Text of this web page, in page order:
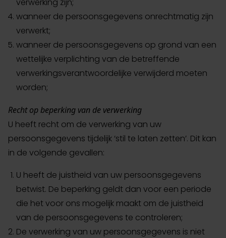
wanneer de persoonsgegevens onrechtmatig zijn
verwerkt;
wanneer de persoonsgegevens op grond van een
wettelijke verplichting van de betreffende
verwerkingsverantwoordelijke verwijderd moeten
worden;
Recht op beperking van de verwerking
U heeft recht om de verwerking van uw
persoonsgegevens tijdelijk ‘stil te laten zetten’. Dit kan
in de volgende gevallen:
U heeft de juistheid van uw persoonsgegevens
betwist. De beperking geldt dan voor een periode
die het voor ons mogelijk maakt om de juistheid
van de persoonsgegevens te controleren;
De verwerking van uw persoonsgegevens is niet